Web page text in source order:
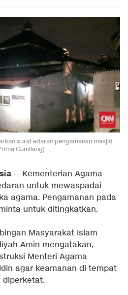
surat edaran pengamanan masjid
Gumilang)
-- Kementerian Agama
untuk mewaspadai
agama. Pengamanan pada
untuk ditingkatkan.
Masyarakat Islam
Amin mengatakan,
Menteri Agama
agar keamanan di tempat
diperketat.